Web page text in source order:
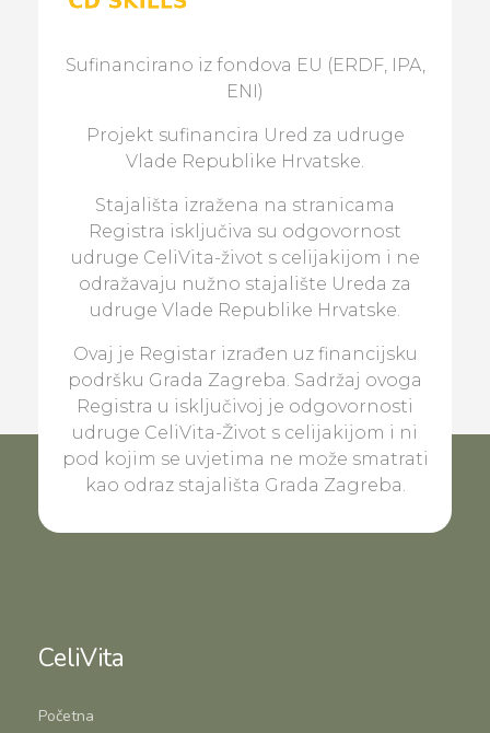
Sufinancirano iz fondova EU (ERDF, IPA,
ENI)
Projekt sufinancira Ured za udruge
Vlade Republike Hrvatske.
Stajališta izražena na stranicama
Registra isključiva su odgovornost
udruge CeliVita-život s celijakijom i ne
odražavaju nužno stajalište Ureda za
udruge Vlade Republike Hrvatske.
Ovaj je Registar izrađen uz financijsku
podršku Grada Zagreba. Sadržaj ovoga
Registra u isključivoj je odgovornosti
udruge CeliVita-Život s celijakijom i ni
pod kojim se uvjetima ne može smatrati
kao odraz stajališta Grada Zagreba.
CeliVita
Početna